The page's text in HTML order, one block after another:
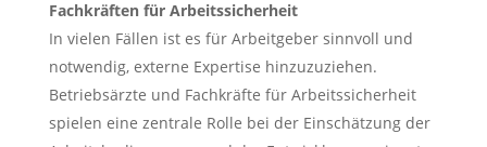
Fachkräften für Arbeitssicherheit
In vielen Fällen ist es für Arbeitgeber sinnvoll und
notwendig, externe Expertise hinzuzuziehen.
Betriebsärzte und Fachkräfte für Arbeitssicherheit
spielen eine zentrale Rolle bei der Einschätzung der